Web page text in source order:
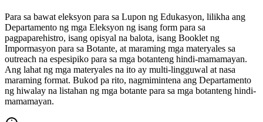
Para sa bawat eleksyon para sa Lupon ng Edukasyon, lilikha ang
Departamento ng mga Eleksyon ng isang form para sa
pagpaparehistro, isang opisyal na balota, isang Booklet ng
Impormasyon para sa Botante, at maraming mga materyales sa
outreach na espesipiko para sa mga botanteng hindi-mamamayan.
Ang lahat ng mga materyales na ito ay multi-lingguwal at nasa
maraming format. Bukod pa rito, nagmimintena ang Departamento
ng hiwalay na listahan ng mga botante para sa mga botanteng hindi-
mamamayan.